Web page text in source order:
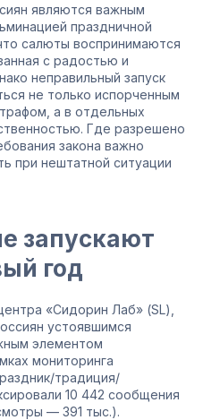
являются важным
праздничной
салюты воспринимаются
с радостью и
неправильный запуск
не только испорченным
а в отдельных
Где разрешено
закона важно
при нештатной ситуации
запускают
год
«Сидорин Лаб» (SL),
устоявшимся
элементом
мониторинга
традиция/
10 442 сообщения
— 391 тыс.).